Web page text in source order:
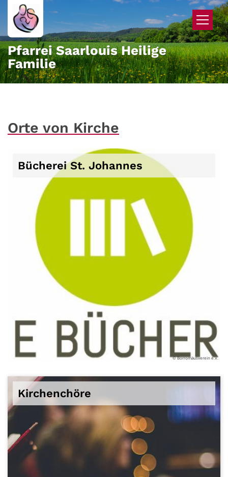
Zum Inhalt springen
Pfarrei Saarlouis Heilige
Familie
Orte von Kirche
Bücherei St. Johannes
© Borromäusverein e.V.
Kirchenchöre